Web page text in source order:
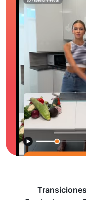
Transiciones